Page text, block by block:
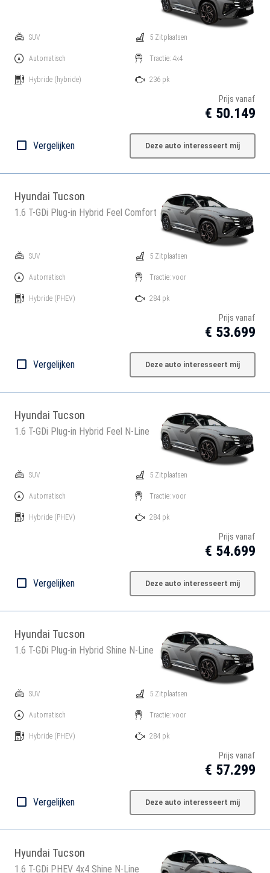
SUV
Automatisch
Hybride (hybride)
5 Zitplaatsen
Tractie: 4x4
236 pk
Prijs vanaf
€ 50.149
Vergelijken Deze auto interesseert mij
Hyundai Tucson
1.6 T-GDi Plug-in Hybrid Feel Comfort
SUV
Automatisch
Hybride (PHEV)
5 Zitplaatsen
Tractie: voor
284 pk
Prijs vanaf
€ 53.699
Vergelijken Deze auto interesseert mij
Hyundai Tucson
1.6 T-GDi Plug-in Hybrid Feel N-Line
SUV
Automatisch
Hybride (PHEV)
5 Zitplaatsen
Tractie: voor
284 pk
Prijs vanaf
€ 54.699
Vergelijken Deze auto interesseert mij
Hyundai Tucson
1.6 T-GDi Plug-in Hybrid Shine N-Line
SUV
Automatisch
Hybride (PHEV)
5 Zitplaatsen
Tractie: voor
284 pk
Prijs vanaf
€ 57.299
Vergelijken Deze auto interesseert mij
Hyundai Tucson
1.6 T-GDi PHEV 4x4 Shine N-Line